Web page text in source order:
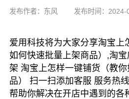
发布作者：东风 发布时间：
爱用科技将为大家分享淘宝上
如何快速批量上架商品）,淘
架 淘宝上怎样一键铺货（教
品） 扫一扫添加客服 服务热
帮助你解决在开店中遇到的各